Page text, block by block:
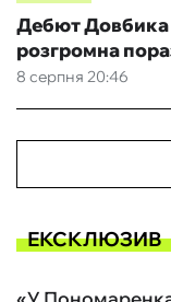
8 серпня 20:46
Дебют Довбика
розгромна
ЕКСКЛЮЗИВ